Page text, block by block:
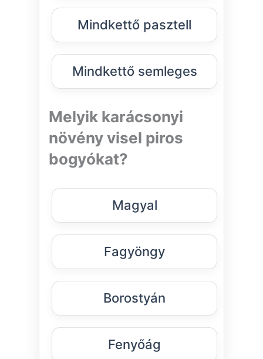
Mindkettő pasztell
Mindkettő semleges
Melyik karácsonyi
növény visel piros
bogyókat?
Magyal
Fagyöngy
Borostyán
Fenyőág